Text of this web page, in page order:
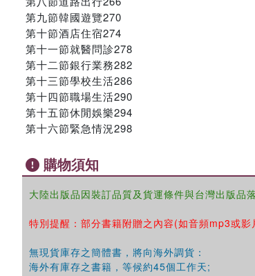
第九節韓國遊覽270
第十節酒店住宿274
第十一節就醫問診278
第十二節銀行業務282
第十三節學校生活286
第十四節職場生活290
第十五節休閒娛樂294
第十六節緊急情況298
購物須知
大陸出版品因裝訂品質及貨運條件與台灣出版品
特別提醒：部分書籍附贈之內容(如音頻mp3或
無現貨庫存之簡體書，將向海外調貨：
海外有庫存之書籍，等候約45個工作天;